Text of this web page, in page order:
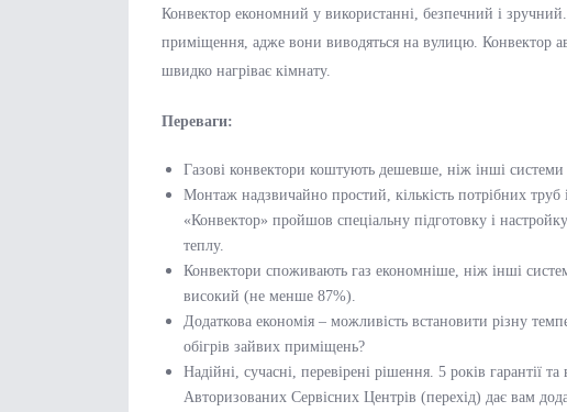
Конвектор економний у використанні, безпечний і
приміщення, адже вони виводяться на вулицю. Конвектор
швидко нагріває кімнату.
Переваги:
Газові конвектори коштують дешевше, ніж інші системи
Монтаж надзвичайно простий, кількість потрібних
«Конвектор» пройшов спеціальну підготовку і
теплу.
Конвектори споживають газ економніше, ніж інші
високий (не менше 87%).
Додаткова економія – можливість встановити різну
обігрів зайвих приміщень?
Надійні, сучасні, перевірені рішення. 5 років гарантії
Авторизованих Сервісних Центрів (перехід) дає вам